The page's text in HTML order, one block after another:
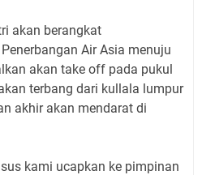
akan berangkat
Air Asia menuju
akan take off pada pukul
terbang dari kullala lumpur
akhir akan mendarat di
kami ucapkan ke pimpinan